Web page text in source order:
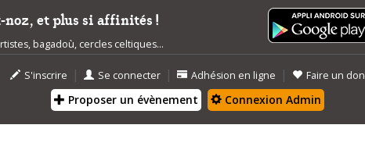
et plus si affinités !
bagadoù, cercles celtiques...
S'inscrire | Se connecter | Adhésion en ligne | Faire un don
Proposer un évènement Connexion Admin